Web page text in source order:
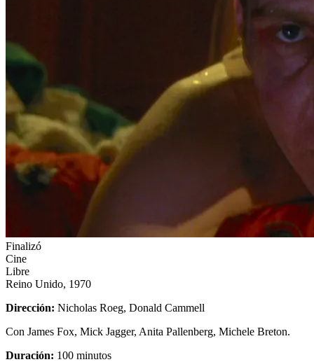
Finalizó
Cine
Libre
Reino Unido, 1970
Dirección: Nicholas Roeg, Donald Cammell
Con James Fox, Mick Jagger, Anita Pallenberg, Michele Breton.
Duración: 100 minutos